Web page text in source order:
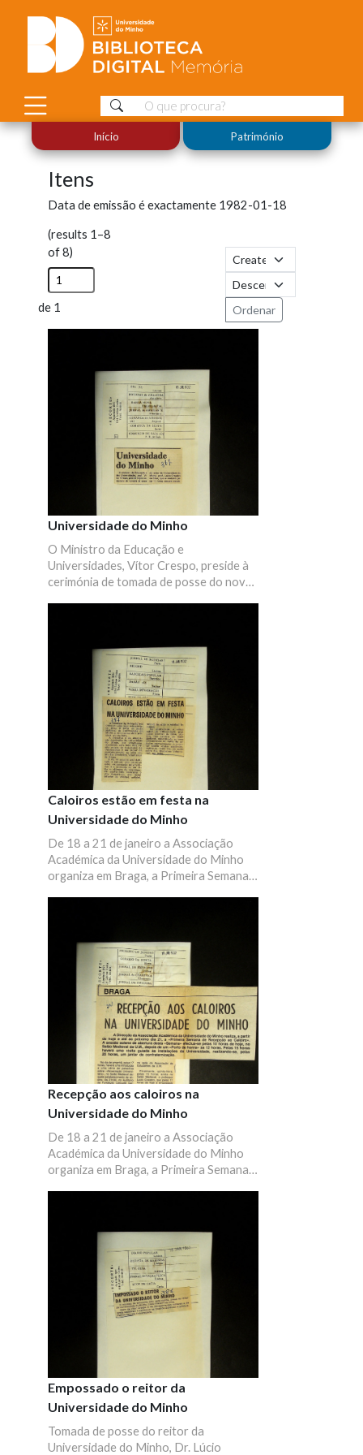
Início Património
Itens
Data de emissão é exactamente 1982-01-18
(results 1–8
of 8)
de 1 Ordenar
Universidade do Minho
O Ministro da Educação e
Universidades, Vítor Crespo, preside à
cerimónia de tomada de posse do novo
Caloiros estão em festa na
Universidade do Minho
De 18 a 21 de janeiro a Associação
Académica da Universidade do Minho
organiza em Braga, a Primeira Semana
Recepção aos caloiros na
Universidade do Minho
De 18 a 21 de janeiro a Associação
Académica da Universidade do Minho
organiza em Braga, a Primeira Semana
Empossado o reitor da
Universidade do Minho
Tomada de posse do reitor da
Universidade do Minho, Dr. Lúcio